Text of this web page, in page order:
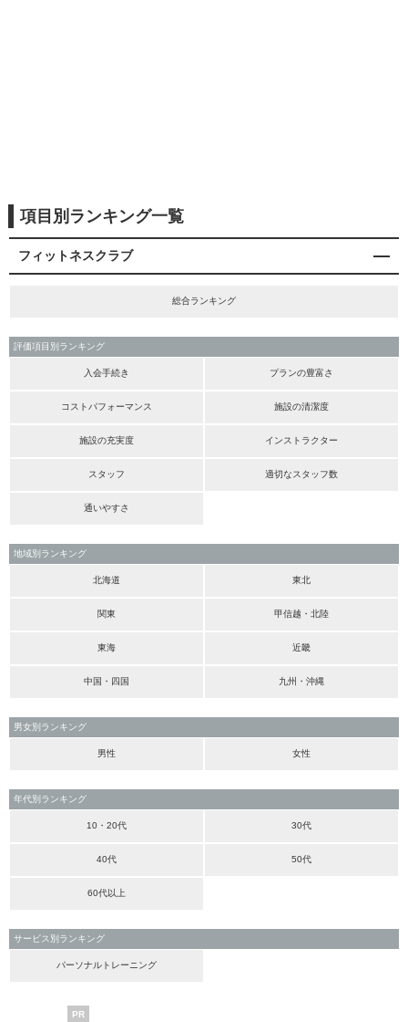
項目別ランキング一覧
フィットネスクラブ
総合ランキング
評価項目別ランキング
入会手続き プランの豊富さ
コストパフォーマンス 施設の清潔度
施設の充実度 インストラクター
スタッフ 適切なスタッフ数
通いやすさ
地域別ランキング
北海道 東北
関東 甲信越・北陸
東海 近畿
中国・四国 九州・沖縄
男女別ランキング
男性 女性
年代別ランキング
10・20代 30代
40代 50代
60代以上
サービス別ランキング
パーソナルトレーニング
PR